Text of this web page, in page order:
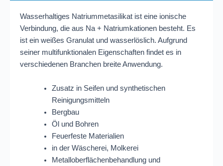
Wasserhaltiges Natriummetasilikat ist eine ionische
Verbindung, die aus Na + Natriumkationen besteht. Es
ist ein weißes Granulat und wasserlöslich. Aufgrund
seiner multifunktionalen Eigenschaften findet es in
verschiedenen Branchen breite Anwendung.
Zusatz in Seifen und synthetischen
Reinigungsmitteln
Bergbau
Öl und Bohren
Feuerfeste Materialien
in der Wäscherei, Molkerei
Metalloberflächenbehandlung und